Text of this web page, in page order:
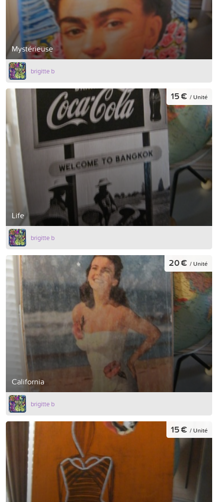
Mystérieuse
brigitte b
Life
15 € / Unité
brigitte b
California
20 € / Unité
brigitte b
15 € / Unité